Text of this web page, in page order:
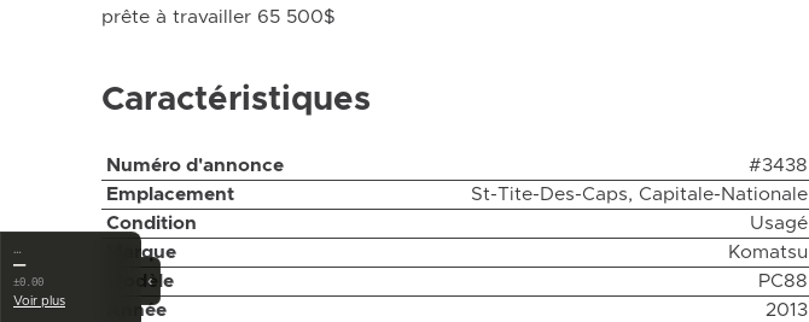
prête à travailler 65 500$
Caractéristiques
Numéro d'annonce
#3438
Emplacement
St-Tite-Des-Caps, Capitale-Nationale
Condition
Usagé
Marque
Komatsu
Modèle
PC88
Année
2013
‹
…
—
±0.00
Voir plus